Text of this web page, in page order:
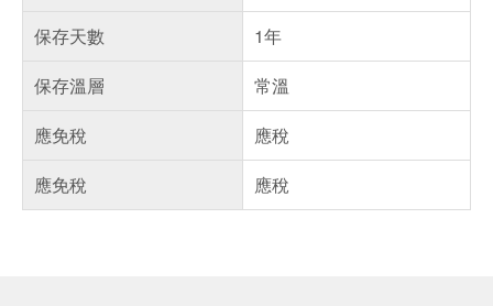
保存天數
1年
保存溫層
常溫
應免稅
應稅
應免稅
應稅